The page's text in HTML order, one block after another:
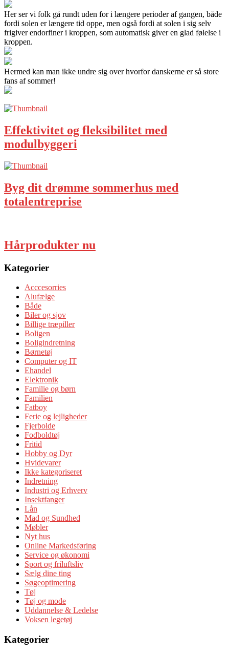
Her ser vi folk gå rundt uden for i længere perioder af gangen, både
fordi solen er længere tid oppe, men også fordi at solen i sig selv
frigiver endorfiner i kroppen, som automatisk giver en glad følelse i
kroppen.
Hermed kan man ikke undre sig over hvorfor danskerne er så store
fans af sommer!
Effektivitet og fleksibilitet med
modulbyggeri
Byg dit drømme sommerhus med
totalentreprise
Hårprodukter nu
Kategorier
Acccesorries
Alufælge
Både
Biler og sjov
Billige træpiller
Boligen
Boligindretning
Børnetøj
Computer og IT
Ehandel
Elektronik
Familie og børn
Familien
Fatboy
Ferie og lejligheder
Fjerbolde
Fodboldtøj
Fritid
Hobby og Dyr
Hvidevarer
Ikke kategoriseret
Indretning
Industri og Erhverv
Insektfanger
Lån
Mad og Sundhed
Møbler
Nyt hus
Online Markedsføring
Service og økonomi
Sport og friluftsliv
Sælg dine ting
Søgeoptimering
Tøj
Tøj og mode
Uddannelse & Ledelse
Voksen legetøj
Kategorier